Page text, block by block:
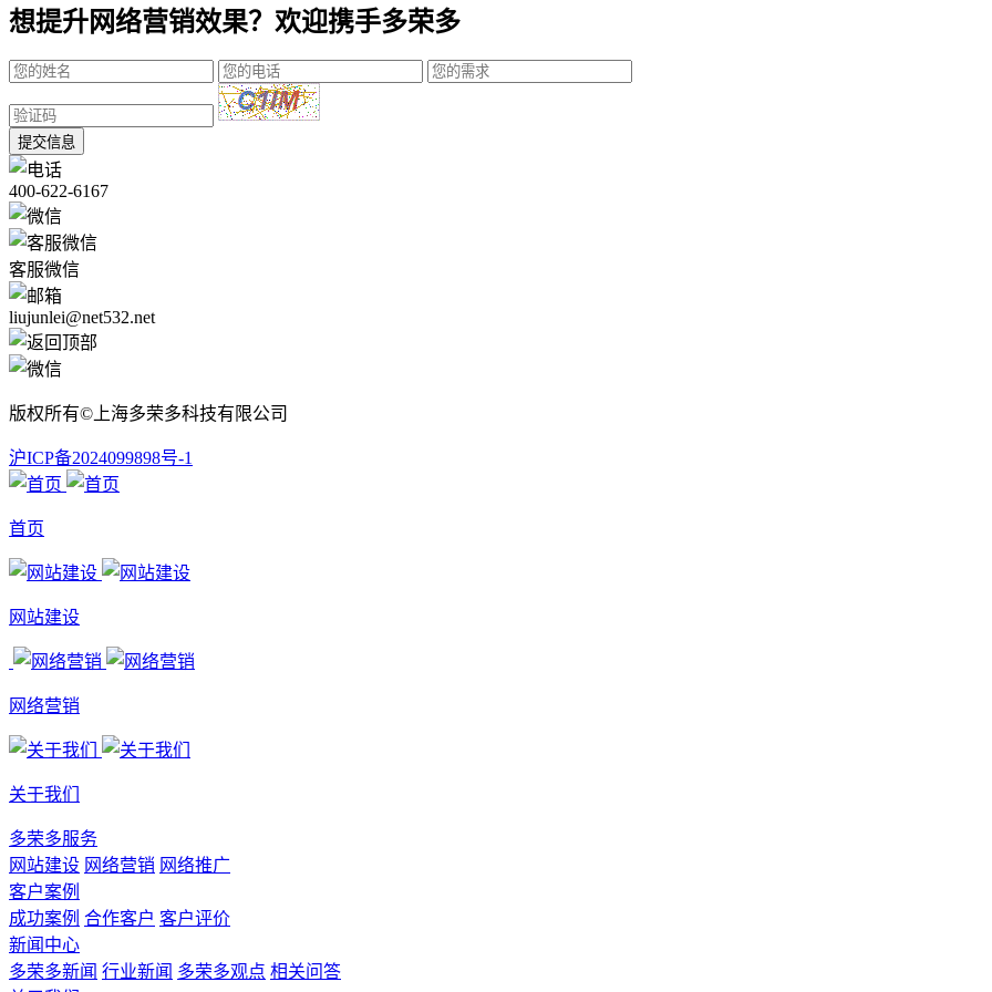
想提升网络营销效果？欢迎携手多荣多
提交信息
400-622-6167
客服微信
liujunlei@net532.net
版权所有©上海多荣多科技有限公司
沪ICP备2024099898号-1
首页
网站建设
网络营销
关于我们
多荣多服务
网站建设 网络营销 网络推广
客户案例
成功案例 合作客户 客户评价
新闻中心
多荣多新闻 行业新闻 多荣多观点 相关问答